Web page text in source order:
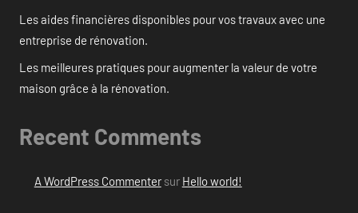
Les aides financières disponibles pour vos travaux avec une
entreprise de rénovation.
Les meilleures pratiques pour augmenter la valeur de votre
maison grâce à la rénovation.
Recent Comments
A WordPress Commentersur Hello world!